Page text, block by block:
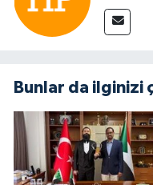
Bunlar da ilginizi